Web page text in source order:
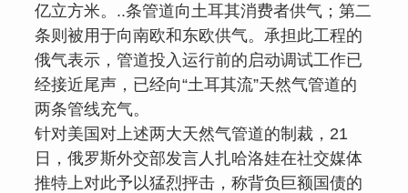
亿立方米。..条管道向土耳其消费者供气；第二
条则被用于向南欧和东欧供气。承担此工程的
俄气表示，管道投入运行前的启动调试工作已
经接近尾声，已经向“土耳其流”天然气管道的
两条管线充气。
针对美国对上述两大天然气管道的制裁，21
日，俄罗斯外交部发言人扎哈洛娃在社交媒体
推特上对此予以猛烈抨击，称背负巨额国债的